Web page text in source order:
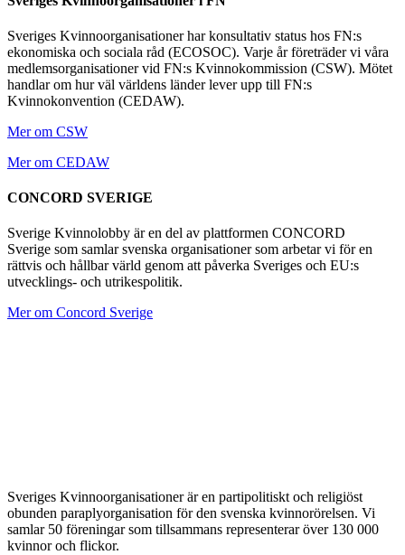
Sveriges Kvinnoorganisationer har konsultativ status hos FN:s
ekonomiska och sociala råd (ECOSOC). Varje år företräder vi våra
medlemsorganisationer vid FN:s Kvinnokommission (CSW). Mötet
handlar om hur väl världens länder lever upp till FN:s
Kvinnokonvention (CEDAW).
Mer om CSW
Mer om CEDAW
CONCORD SVERIGE
Sverige Kvinnolobby är en del av plattformen CONCORD
Sverige som samlar svenska organisationer som arbetar vi för en
rättvis och hållbar värld genom att påverka Sveriges och EU:s
utvecklings- och utrikespolitik.
Mer om Concord Sverige
Sveriges Kvinnoorganisationer är en partipolitiskt och religiöst
obunden paraplyorganisation för den svenska kvinnorörelsen. Vi
samlar 50 föreningar som tillsammans representerar över 130 000
kvinnor och flickor.